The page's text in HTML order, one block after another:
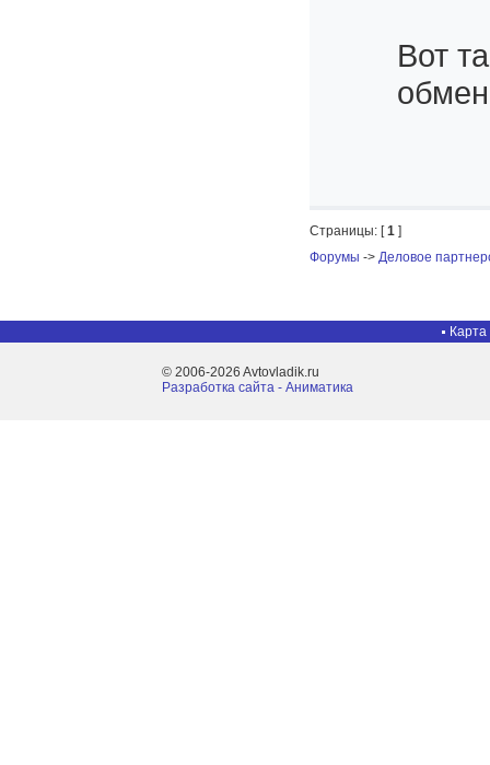
Вот
Страницы: [1 ]
Форумы -> Деловое
Карта
© 2006-2026 Avtovladik.ru
Разработка сайта - Aниматика